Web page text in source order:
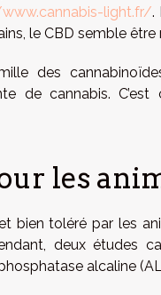
light.fr/.
le CBD semble
des
de cannabis.
les
bien toléré par les
deux études
alcaline